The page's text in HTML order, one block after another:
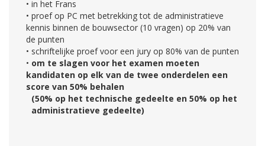
• in het Frans
• proef op PC met betrekking tot de administratieve
kennis binnen de bouwsector (10 vragen) op 20% van
de punten
• schriftelijke proef voor een jury op 80% van de punten
• om te slagen voor het examen moeten
kandidaten op elk van de twee onderdelen een
score van 50% behalen
(50% op het technische gedeelte en 50% op het
administratieve gedeelte)